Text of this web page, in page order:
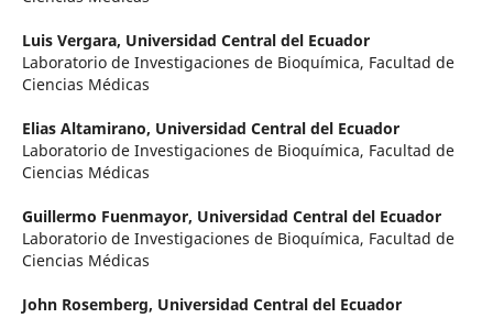
Luis Vergara, Universidad Central del Ecuador
Laboratorio de Investigaciones de Bioquímica, Facultad de
Ciencias Médicas
Elias Altamirano, Universidad Central del Ecuador
Laboratorio de Investigaciones de Bioquímica, Facultad de
Ciencias Médicas
Guillermo Fuenmayor, Universidad Central del Ecuador
Laboratorio de Investigaciones de Bioquímica, Facultad de
Ciencias Médicas
John Rosemberg, Universidad Central del Ecuador